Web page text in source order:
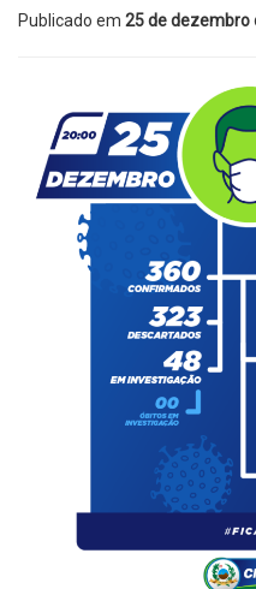
Publicado em 25 de dezembro